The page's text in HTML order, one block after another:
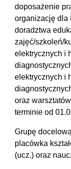
doposażenie
organizację dla
doradztwa
zajęć/szkoleń/
elektrycznych i
elektrycznych i
oraz
terminie od
Grupę
placówka
(ucz.) oraz